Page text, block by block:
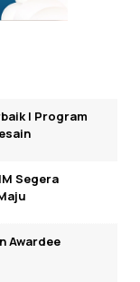
I Program
Segera
Awardee